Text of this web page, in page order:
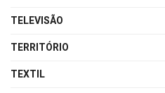
TELEVISÃO
TERRITÓRIO
TEXTIL